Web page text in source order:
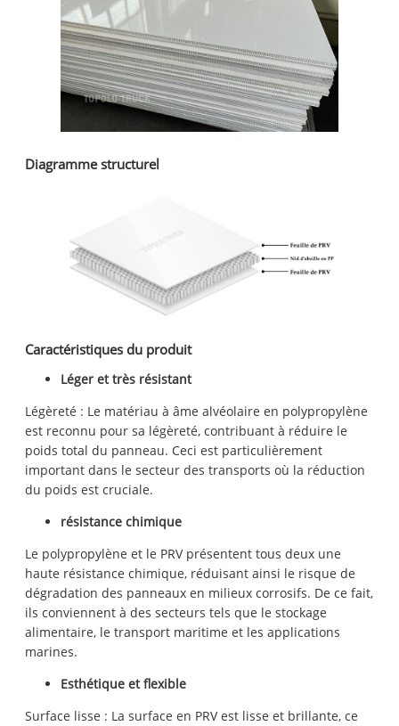
Diagramme structurel
Caractéristiques du produit
Léger et très résistant
Légèreté : Le matériau à âme alvéolaire en polypropylène
est reconnu pour sa légèreté, contribuant à réduire le
poids total du panneau. Ceci est particulièrement
important dans le secteur des transports où la réduction
du poids est cruciale.
résistance chimique
Le polypropylène et le PRV présentent tous deux une
haute résistance chimique, réduisant ainsi le risque de
dégradation des panneaux en milieux corrosifs. De ce fait,
ils conviennent à des secteurs tels que le stockage
alimentaire, le transport maritime et les applications
marines.
Esthétique et flexible
Surface lisse : La surface en PRV est lisse et brillante, ce